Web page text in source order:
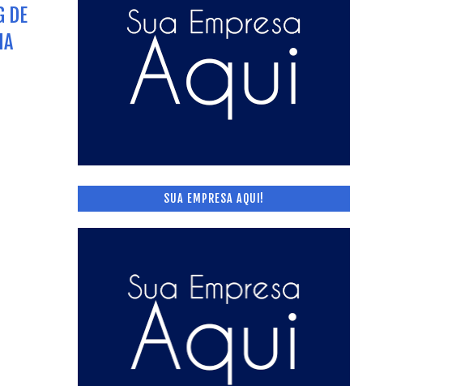
DE
SUA EMPRESA AQUI!